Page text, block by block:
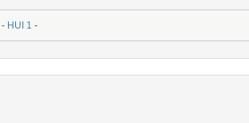
- HUI 1 -